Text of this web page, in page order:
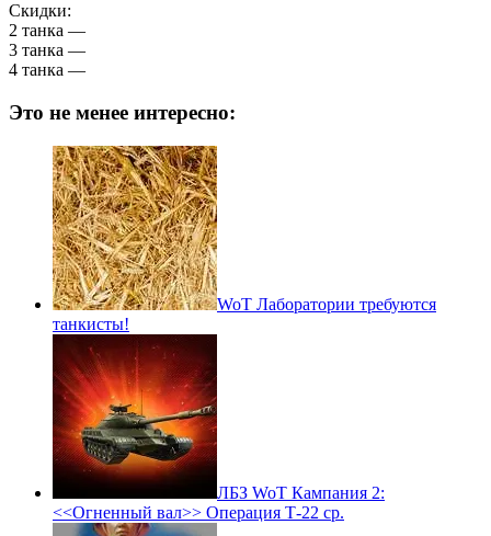
Скидки:
2 танка —
3 танка —
4 танка —
Это не менее интересно:
WoT Лаборатории требуются
танкисты!
ЛБЗ WoT Кампания 2:
<<Огненный вал>> Операция Т-22 ср.